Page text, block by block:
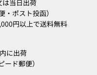
は当日出荷
ポスト投函）
円以上で送料無料
に出荷
ド郵便）